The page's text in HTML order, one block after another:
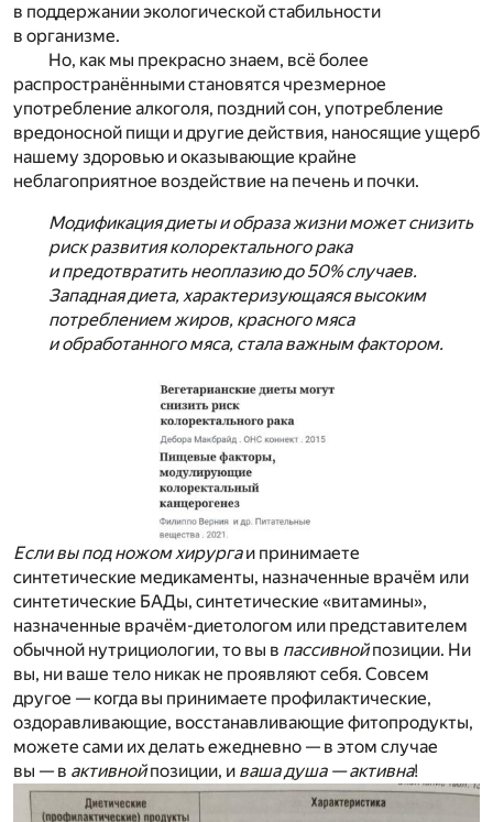
в поддержании экологической стабильности
в организме.
Но, как мы прекрасно знаем, всё более
распространёнными становятся чрезмерное
употребление алкоголя, поздний сон, употребление
вредоносной пищи и другие действия, наносящие ущерб
нашему здоровью и оказывающие крайне
неблагоприятное воздействие на печень и почки.
Модификация диеты и образа жизни может снизить
риск развития колоректального рака
и предотвратить неоплазию до 50% случаев.
Западная диета, характеризующаяся высоким
потреблением жиров, красного мяса
и обработанного мяса, стала важным фактором.
Если вы под ножом хирургаи принимаете
синтетические медикаменты, назначенные врачём или
синтетические БАДы, синтетические «витамины»,
назначенные врачём-диетологом или представителем
обычной нутрициологии, то вы в пассивнойпозиции. Ни
вы, ни ваше тело никак не проявляют себя. Совсем
другое — когда вы принимаете профилактические,
оздоравливающие, восстанавливающие фитопродукты,
можете сами их делать ежедневно — в этом случае
вы — в активнойпозиции, и ваша душа — активна!